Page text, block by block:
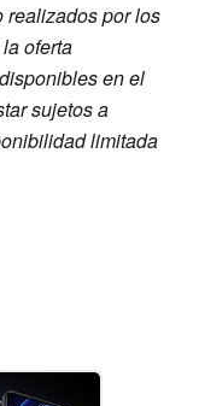
realizados por los
oferta
en el
sujetos a
limitada